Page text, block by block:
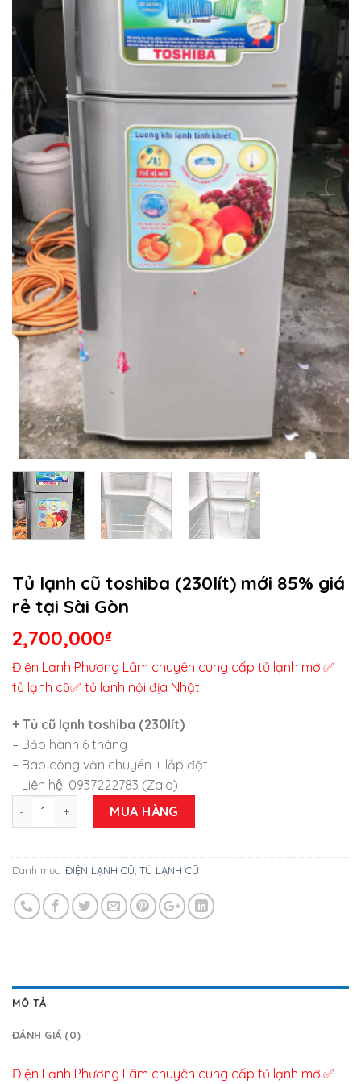
Tủ lạnh cũ toshiba (230lít) mới 85% giá
rẻ tại Sài Gòn
2,700,000₫
Điện Lạnh Phương Lâm chuyên cung cấp tủ lạnh mới✅
tủ lạnh cũ✅ tủ lạnh nội địa Nhật
+ Tủ cũ lạnh toshiba (230lít)
– Bảo hành 6 tháng
– Bao công vận chuyển + lắp đặt
– Liên hệ: 0937222783 (Zalo)
Tủ lạnh cũ toshiba (230lít) mới 85% giá rẻ tại Sài Gòn số
MUA HÀNG
Danh mục: ĐIỆN LẠNH CŨ TỦ LẠNH CŨ
MÔ TẢ
ĐÁNH GIÁ (0)
Điện Lạnh Phương Lâm chuyên cung cấp tủ lạnh mới✅